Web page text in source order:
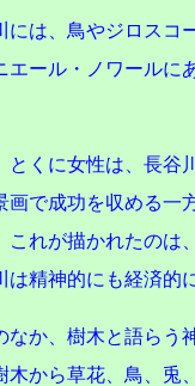
には、鳥やジロスコ
エール・ノワールに
とくに女性は、長谷
画で成功を収める一
これが描かれたのは
は精神的にも経済的
なか、樹木と語らう
木から草花、鳥、兎